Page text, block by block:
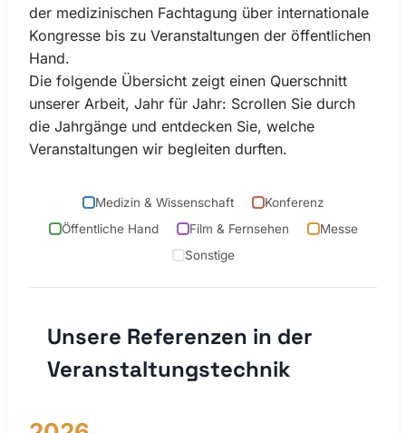
der medizinischen Fachtagung über internationale
Kongresse bis zu Veranstaltungen der öffentlichen
Hand.
Die folgende Übersicht zeigt einen Querschnitt
unserer Arbeit, Jahr für Jahr: Scrollen Sie durch
die Jahrgänge und entdecken Sie, welche
Veranstaltungen wir begleiten durften.
Medizin & Wissenschaft
Konferenz
Öffentliche Hand
Film & Fernsehen
Messe
Sonstige
Unsere Referenzen in der
Veranstaltungstechnik